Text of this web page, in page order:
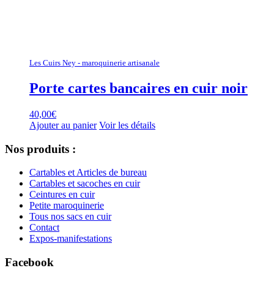
Les Cuirs Ney - maroquinerie artisanale
Porte cartes bancaires en cuir noir
40,00€
Ajouter au panier Voir les détails
Nos produits :
Cartables et Articles de bureau
Cartables et sacoches en cuir
Ceintures en cuir
Petite maroquinerie
Tous nos sacs en cuir
Contact
Expos-manifestations
Facebook